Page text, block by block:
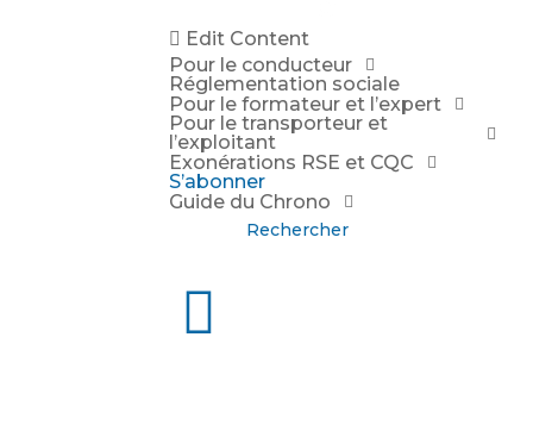
Edit Content
Pour le conducteur
Réglementation sociale
Pour le formateur et l’expert
Pour le transporteur et
l’exploitant
Exonérations RSE et CQC
S’abonner
Guide du Chrono
Rechercher